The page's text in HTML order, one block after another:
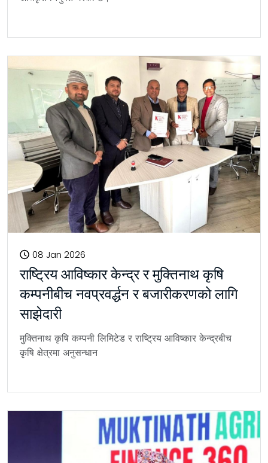
08 Jan 2026
राष्ट्रिय आविष्कार केन्द्र र मुक्तिनाथ कृषि
कम्पनीबीच नवप्रवर्द्धन र बजारीकरणको लागि
साझेदारी
मुक्तिनाथ कृषि कम्पनी लिमिटेड र राष्ट्रिय आविष्कार केन्द्रबीच
कृषि क्षेत्रमा अनुसन्धान